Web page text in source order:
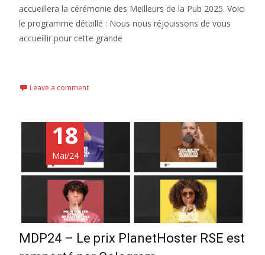
accueillera la cérémonie des Meilleurs de la Pub 2025. Voici
le programme détaillé : Nous nous réjouissons de vous
accueillir pour cette grande
Leave a comment
18
Mai/24
MDP24 – Le prix PlanetHoster RSE est